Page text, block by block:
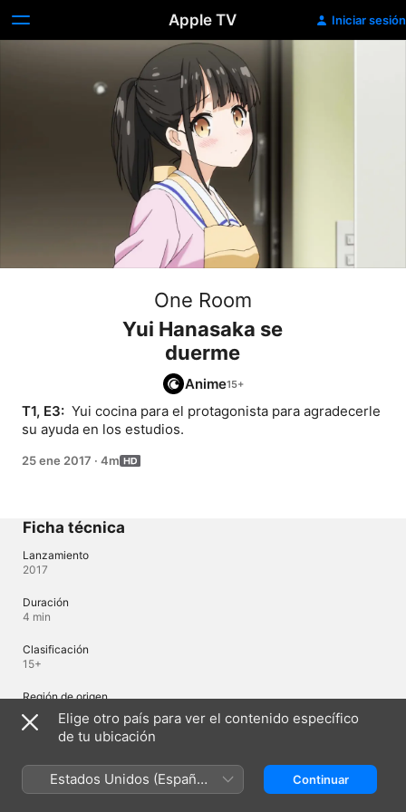
Apple TV Iniciar sesión
One Room
Yui Hanasaka se
duerme
Anime
T1, E3: Yui cocina para el protagonista para agradecerle
su ayuda en los estudios.
25 ene 2017 · 4m
Ficha técnica
Lanzamiento
2017
Duración
4 min
Clasificación
15+
Región de origen
Japón
Idiomas
Audio original
Elige otro país para ver el contenido específico
de tu ubicación
Estados Unidos (Español
México)
Continuar